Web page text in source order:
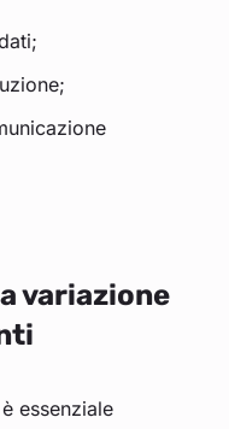
variazione
essenziale